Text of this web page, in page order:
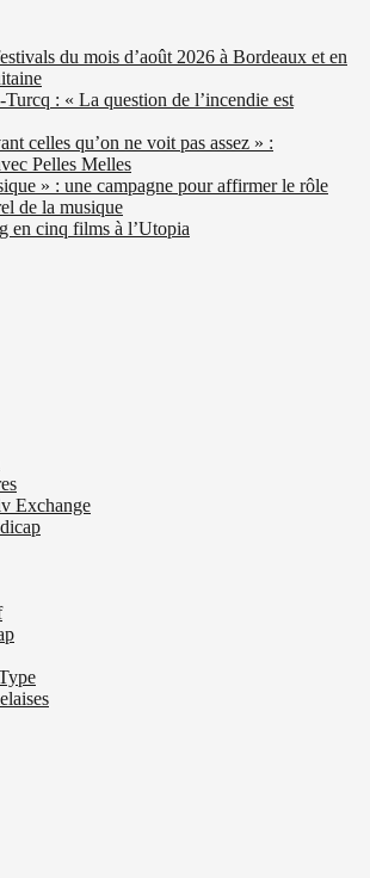
du mois d’août 2026 à Bordeaux et en
: « La question de l’incendie est
celles qu’on ne voit pas assez » :
Pelles Melles
» : une campagne pour affirmer le rôle
de la musique
en cinq films à l’Utopia
Exchange